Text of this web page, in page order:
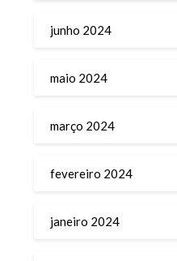
junho 2024
maio 2024
março 2024
fevereiro 2024
janeiro 2024